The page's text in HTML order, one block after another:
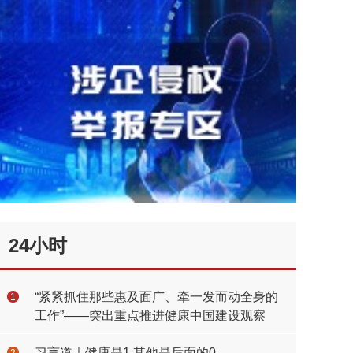
24小时
1
“紧紧抓住那些惠及面广、牵一发而动全身的
工作”——突出重点推进健康中国建设观察